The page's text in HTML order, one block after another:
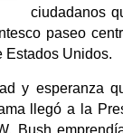
ciudadanos
paseo
Estados Unidos.
y esperanza
llegó a la
Bush